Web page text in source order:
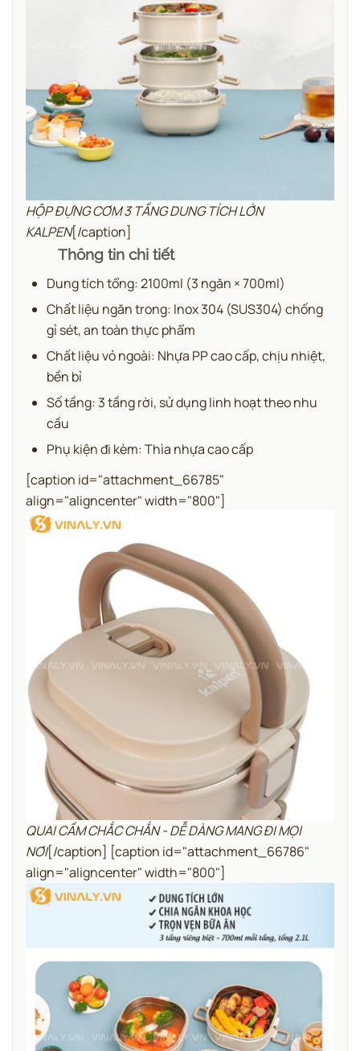
HỘP ĐỰNG CƠM 3 TẦNG DUNG TÍCH LỚN
KALPEN[/caption]
Thông tin chi tiết
Dung tích tổng: 2100ml (3 ngăn × 700ml)
Chất liệu ngăn trong: Inox 304 (SUS304) chống
gỉ sét, an toàn thực phẩm
Chất liệu vỏ ngoài: Nhựa PP cao cấp, chịu nhiệt,
bền bỉ
Số tầng: 3 tầng rời, sử dụng linh hoạt theo nhu
cầu
Phụ kiện đi kèm: Thìa nhựa cao cấp
[caption id="attachment_66785"
align="aligncenter" width="800"]
QUAI CẦM CHẮC CHẮN - DỄ DÀNG MANG ĐI MỌI
NƠI[/caption] [caption id="attachment_66786"
align="aligncenter" width="800"]